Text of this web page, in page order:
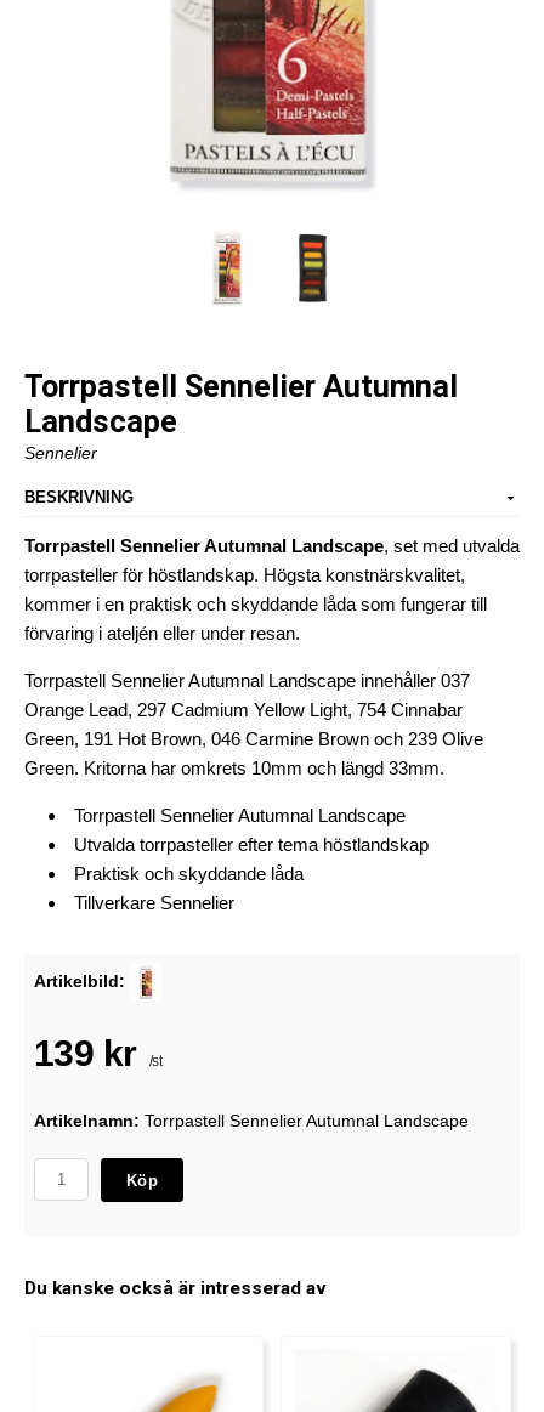
Torrpastell Sennelier Autumnal
Landscape
Sennelier
BESKRIVNING
Torrpastell Sennelier Autumnal Landscape, set med utvalda
torrpasteller för höstlandskap. Högsta konstnärskvalitet,
kommer i en praktisk och skyddande låda som fungerar till
förvaring i ateljén eller under resan.
Torrpastell Sennelier Autumnal Landscape innehåller 037
Orange Lead, 297 Cadmium Yellow Light, 754 Cinnabar
Green, 191 Hot Brown, 046 Carmine Brown och 239 Olive
Green. Kritorna har omkrets 10mm och längd 33mm.
Torrpastell Sennelier Autumnal Landscape
Utvalda torrpasteller efter tema höstlandskap
Praktisk och skyddande låda
Tillverkare Sennelier
Artikelbild:
139 kr /st
Artikelnamn: Torrpastell Sennelier Autumnal Landscape
Köp
Du kanske också är intresserad av